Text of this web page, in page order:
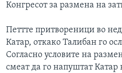
Конгресот за размена на
Петтте притвореници во
Катар, откако Талибан го
Согласно условите на
смеат да го напуштат Катар